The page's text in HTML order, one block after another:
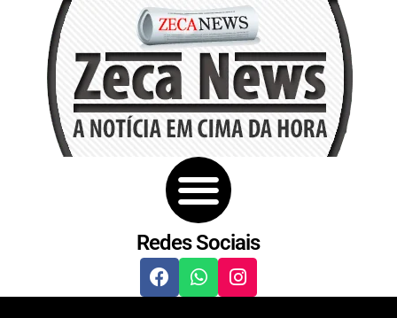
Redes Sociais